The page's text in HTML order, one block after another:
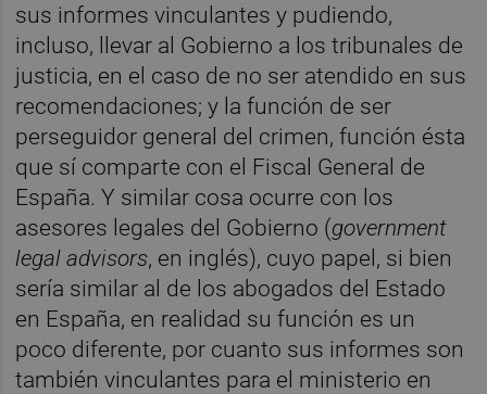
sus informes vinculantes y pudiendo,
incluso, llevar al Gobierno a los tribunales de
justicia, en el caso de no ser atendido en sus
recomendaciones; y la función de ser
perseguidor general del crimen, función ésta
que sí comparte con el Fiscal General de
España. Y similar cosa ocurre con los
asesores legales del Gobierno (government
legal advisors, en inglés), cuyo papel, si bien
sería similar al de los abogados del Estado
en España, en realidad su función es un
poco diferente, por cuanto sus informes son
también vinculantes para el ministerio en